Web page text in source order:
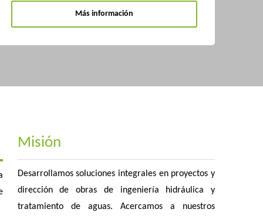
Más información
Misión
Desarrollamos soluciones integrales en proyectos y
dirección de obras de ingeniería hidráulica y
tratamiento de aguas. Acercamos a nuestros